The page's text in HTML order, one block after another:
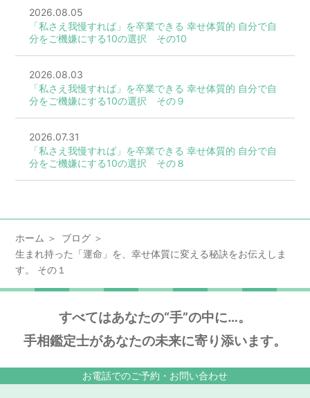
2026.08.05
「私さえ我慢すれば」を卒業できる 幸せ体質的 自分で自
分をご機嫌にする10の選択 その10
2026.08.03
「私さえ我慢すれば」を卒業できる 幸せ体質的 自分で自
分をご機嫌にする10の選択 その９
2026.07.31
「私さえ我慢すれば」を卒業できる 幸せ体質的 自分で自
分をご機嫌にする10の選択 その８
ホーム
ブログ
生まれ持った「運命」を、幸せ体質に変える秘訣をお伝えしま
す。 その１
すべてはあなたの“手”の中に…。
手相鑑定士があなたの未来に寄り添います。
お電話でのご予約・お問い合わせ